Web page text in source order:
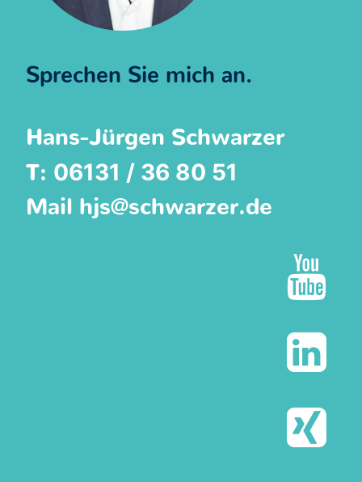
Sprechen Sie mich an.
Hans-Jürgen Schwarzer
T: 06131 / 36 80 51
Mail hjs@schwarzer.de